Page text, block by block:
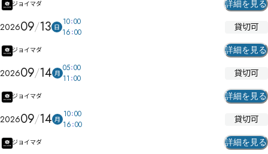
ジョイマダ 詳細を見る
202609 13 日 10 00
16 00 貸切可
ジョイマダ 詳細を見る
202609 14 月 05 00
11 00 貸切可
ジョイマダ 詳細を見る
202609 14 月 10 00
16 00 貸切可
ジョイマダ 詳細を見る